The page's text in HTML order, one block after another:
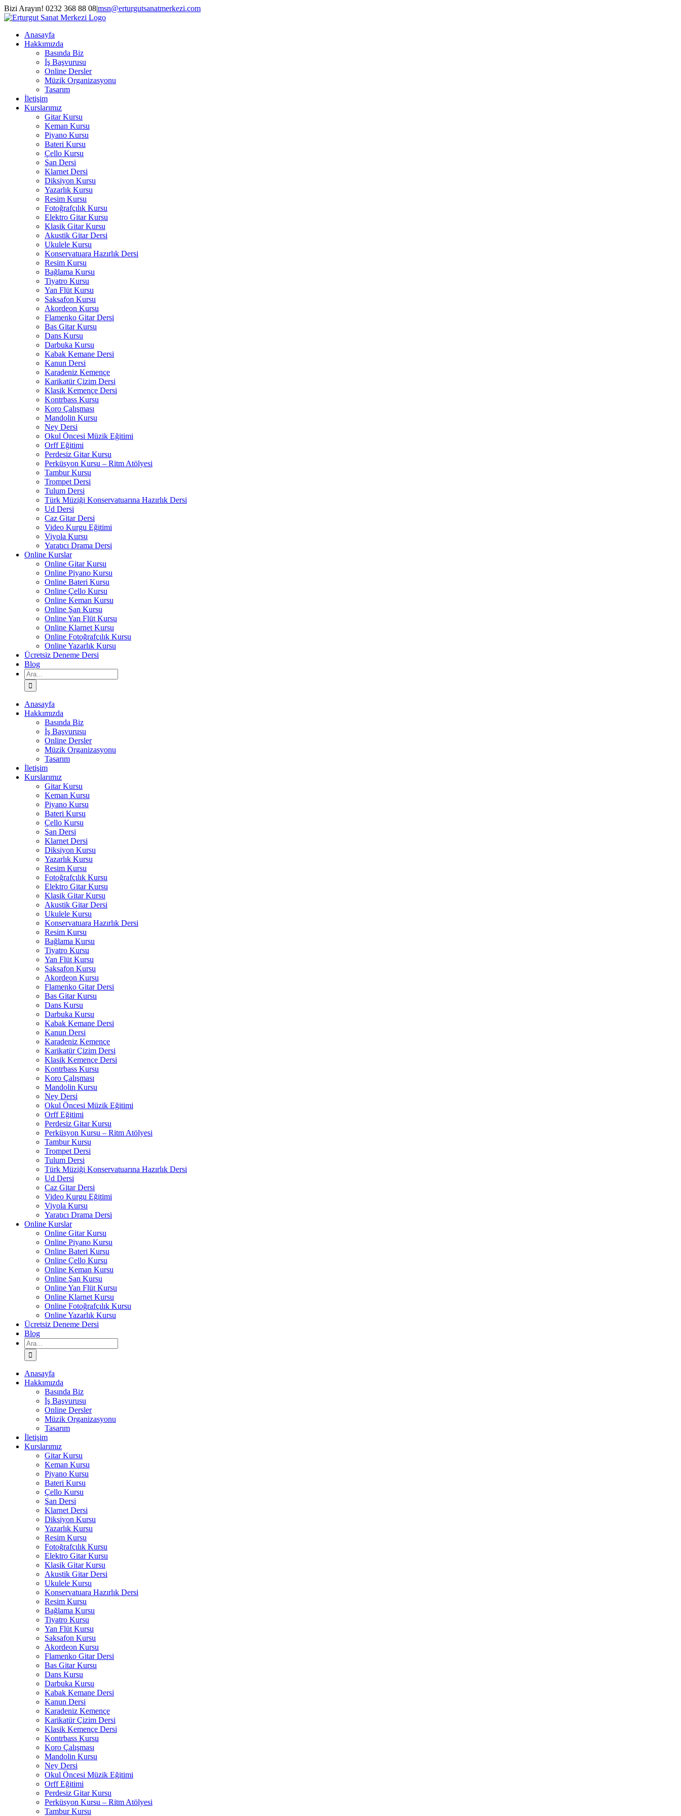
Skip
to
Bizi Arayın! 0232 368 88 08|msn@erturgutsanatmerkezi.com
Facebook
Instagram
X
YouTube
Anasayfa
Hakkımızda
Basında Biz
İş Başvurusu
Online Dersler
Müzik Organizasyonu
Tasarım
İletişim
Kurslarımız
Gitar Kursu
Keman Kursu
Piyano Kursu
Bateri Kursu
Çello Kursu
Şan Dersi
Klarnet Dersi
Diksiyon Kursu
Yazarlık Kursu
Resim Kursu
Fotoğrafçılık Kursu
Elektro Gitar Kursu
Klasik Gitar Kursu
Akustik Gitar Dersi
Ukulele Kursu
Konservatuara Hazırlık Dersi
Resim Kursu
Bağlama Kursu
Tiyatro Kursu
Yan Flüt Kursu
Saksafon Kursu
Akordeon Kursu
Flamenko Gitar Dersi
Bas Gitar Kursu
Dans Kursu
Darbuka Kursu
Kabak Kemane Dersi
Kanun Dersi
Karadeniz Kemençe
Karikatür Çizim Dersi
Klasik Kemençe Dersi
Kontrbass Kursu
Koro Çalışması
Mandolin Kursu
Ney Dersi
Okul Öncesi Müzik Eğitimi
Orff Eğitimi
Perdesiz Gitar Kursu
Perküsyon Kursu – Ritm Atölyesi
Tambur Kursu
Trompet Dersi
Tulum Dersi
Türk Müziği Konservatuarına Hazırlık Dersi
Ud Dersi
Caz Gitar Dersi
Video Kurgu Eğitimi
Viyola Kursu
Yaratıcı Drama Dersi
Online Kurslar
Online Gitar Kursu
Online Piyano Kursu
Online Bateri Kursu
Online Çello Kursu
Online Keman Kursu
Online Şan Kursu
Online Yan Flüt Kursu
Online Klarnet Kursu
Online Fotoğrafçılık Kursu
Online Yazarlık Kursu
Ücretsiz Deneme Dersi
Blog
Ara:
Anasayfa
Hakkımızda
Basında Biz
İş Başvurusu
Online Dersler
Müzik Organizasyonu
Tasarım
İletişim
Kurslarımız
Gitar Kursu
Keman Kursu
Piyano Kursu
Bateri Kursu
Çello Kursu
Şan Dersi
Klarnet Dersi
Diksiyon Kursu
Yazarlık Kursu
Resim Kursu
Fotoğrafçılık Kursu
Elektro Gitar Kursu
Klasik Gitar Kursu
Akustik Gitar Dersi
Ukulele Kursu
Konservatuara Hazırlık Dersi
Resim Kursu
Bağlama Kursu
Tiyatro Kursu
Yan Flüt Kursu
Saksafon Kursu
Akordeon Kursu
Flamenko Gitar Dersi
Bas Gitar Kursu
Dans Kursu
Darbuka Kursu
Kabak Kemane Dersi
Kanun Dersi
Karadeniz Kemençe
Karikatür Çizim Dersi
Klasik Kemençe Dersi
Kontrbass Kursu
Koro Çalışması
Mandolin Kursu
Ney Dersi
Okul Öncesi Müzik Eğitimi
Orff Eğitimi
Perdesiz Gitar Kursu
Perküsyon Kursu – Ritm Atölyesi
Tambur Kursu
Trompet Dersi
Tulum Dersi
Türk Müziği Konservatuarına Hazırlık Dersi
Ud Dersi
Caz Gitar Dersi
Video Kurgu Eğitimi
Viyola Kursu
Yaratıcı Drama Dersi
Online Kurslar
Online Gitar Kursu
Online Piyano Kursu
Online Bateri Kursu
Online Çello Kursu
Online Keman Kursu
Online Şan Kursu
Online Yan Flüt Kursu
Online Klarnet Kursu
Online Fotoğrafçılık Kursu
Online Yazarlık Kursu
Ücretsiz Deneme Dersi
Blog
Ara:
Anasayfa
Hakkımızda
Basında Biz
İş Başvurusu
Online Dersler
Müzik Organizasyonu
Tasarım
İletişim
Kurslarımız
Gitar Kursu
Keman Kursu
Piyano Kursu
Bateri Kursu
Çello Kursu
Şan Dersi
Klarnet Dersi
Diksiyon Kursu
Yazarlık Kursu
Resim Kursu
Fotoğrafçılık Kursu
Elektro Gitar Kursu
Klasik Gitar Kursu
Akustik Gitar Dersi
Ukulele Kursu
Konservatuara Hazırlık Dersi
Resim Kursu
Bağlama Kursu
Tiyatro Kursu
Yan Flüt Kursu
Saksafon Kursu
Akordeon Kursu
Flamenko Gitar Dersi
Bas Gitar Kursu
Dans Kursu
Darbuka Kursu
Kabak Kemane Dersi
Kanun Dersi
Karadeniz Kemençe
Karikatür Çizim Dersi
Klasik Kemençe Dersi
Kontrbass Kursu
Koro Çalışması
Mandolin Kursu
Ney Dersi
Okul Öncesi Müzik Eğitimi
Orff Eğitimi
Perdesiz Gitar Kursu
Perküsyon Kursu – Ritm Atölyesi
Tambur Kursu